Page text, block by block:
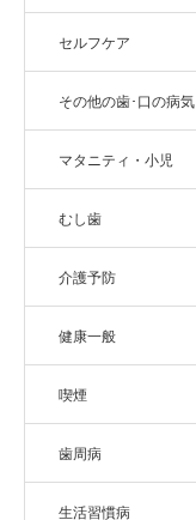
セルフケア
その他の歯･口の病気
マタニティ・小児
むし歯
介護予防
健康一般
喫煙
歯周病
生活習慣病